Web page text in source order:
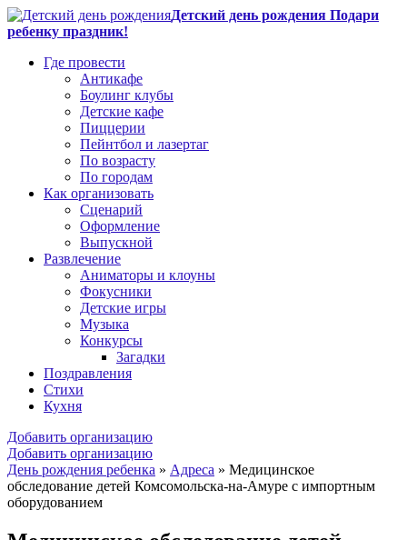
Детский день рождения Подари
ребенку праздник!
Где провести
Антикафе
Боулинг клубы
Детские кафе
Пиццерии
Пейнтбол и лазертаг
По возрасту
По городам
Как организовать
Сценарий
Оформление
Выпускной
Развлечение
Аниматоры и клоуны
Фокусники
Детские игры
Музыка
Конкурсы
Загадки
Поздравления
Стихи
Кухня
Добавить организацию
Добавить организацию
День рождения ребенка » Адреса » Медицинское
обследование детей Комсомольска-на-Амуре с импортным
оборудованием